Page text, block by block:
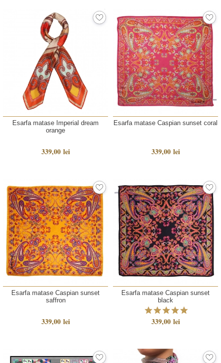
Esarfa matase Imperial dream
orange
339,00 lei
Esarfa matase Caspian sunset coral
339,00 lei
Esarfa matase Caspian sunset
saffron
339,00 lei
Esarfa matase Caspian sunset
black
339,00 lei